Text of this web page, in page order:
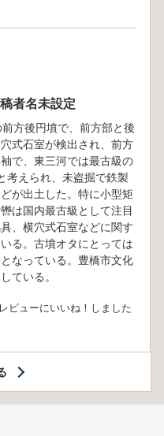
者名未設定
方後円墳で、前方部と後
式石室が検出され、前方
で、東三河では最古級の
考えられ、未盗掘で鉄製
が出土した。特に小型矩
は国内最古級として注目
、横穴式石室などに関す
る。古墳オタにとっては
なっている。豊橋市文化
ている。
ビューにいいね！しました